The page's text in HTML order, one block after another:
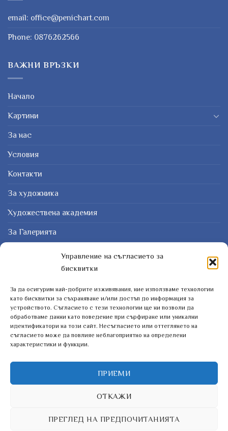
Управление на съгласието за
бисквитки
За да осигурим най-добрите изживявания, ние използваме технологии
като бисквитки за съхраняване и/или достъп до информация за
устройството. Съгласието с тези технологии ще ни позволи да
обработваме данни като поведение при сърфиране или уникални
идентификатори на този сайт. Несъгласието или оттеглянето на
съгласието може да повлияе неблагоприятно на определени
характеристики и функции.
ПРИЕМИ
ОТКАЖИ
ПРЕГЛЕД НА ПРЕДПОЧИТАНИЯТА
email: office@penichart.com
Phone: 0876262566
ВАЖНИ ВРЪЗКИ
Начало
Картини
За нас
Условия
Контакти
За художника
Художествена академия
За Галерията
Защо картина?
ЗАПИШЕТЕ СЕ ЗА НАШИЯТ БЮЛЕТИН